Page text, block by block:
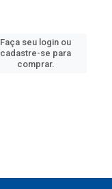
Faça seu login ou
cadastre-se para
comprar.